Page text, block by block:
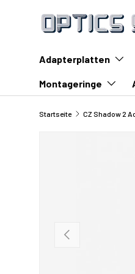
Zum Inhalt
Adapterplatten
Montageringe
Startseite
Vorherige